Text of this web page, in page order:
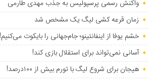
واکنش رسمی پرسپولیس به جذب مهدی طارمی
زمان قرعه کشی لیگ یک مشخص شد
خشم یوفا از اینفانتینو؛ جام‌جهانی را بایکوت می‌کنیم!
آسانی نمی‌تواند برای استقلال بازی کند!
هیجان برای شروع لیگ با تورم بیش از ۱۰۰درصد!